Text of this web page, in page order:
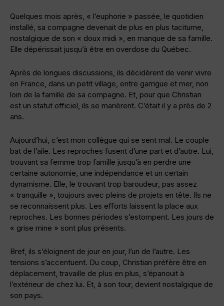
Quelques mois après, « l’euphorie » passée, le quotidien
installé, sa compagne devenait de plus en plus taciturne,
nostalgique de son « doux midi », en manque de sa famille.
Elle dépérissait jusqu’à être en overdose du Québec.
Après de longues discussions, ils décidèrent de venir vivre
en France, dans un petit village, entre garrigue et mer, non
loin de la famille de sa compagne. Et, pour que Christian
est un statut officiel, ils se marièrent. C’était il y a près de 2
ans.
Aujourd’hui, c’est mon collègue qui se sent mal. Le couple
bat de l’aile. Les reproches fusent d’une part et d’autre. Lui,
trouvant sa femme trop famille jusqu’à en perdre une
certaine autonomie, une indépendance et un certain
dynamisme. Elle, le trouvant trop baroudeur, pas assez
« tranquille », toujours avec pleins de projets en tête. Ils ne
se reconnaissent plus. Les efforts laissent la place aux
reproches. Les bonnes périodes s’estompent. Les jours de
« grise mine » sont plus présents.
Bref, ils s’éloignent de jour en jour, l’un de l’autre. Les
tensions s’accentuent. Du coup, Christian préfère être en
déplacement, travaille de plus en plus, s’épanouit à
l’extérieur de chez lui. Et, à son tour, devient nostalgique de
son pays.